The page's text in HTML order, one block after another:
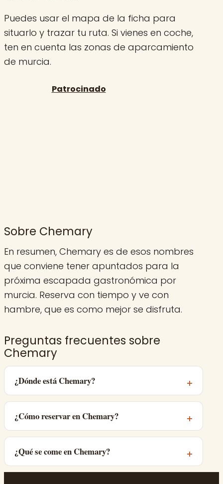
Puedes usar el mapa de la ficha para
situarlo y trazar tu ruta. Si vienes en coche,
ten en cuenta las zonas de aparcamiento
de murcia.
Sobre Chemary
En resumen, Chemary es de esos nombres
que conviene tener apuntados para la
próxima escapada gastronómica por
murcia. Reserva con tiempo y ve con
hambre, que es como mejor se disfruta.
Preguntas frecuentes sobre
Chemary
¿Dónde está Chemary?
¿Cómo reservar en Chemary?
¿Qué se come en Chemary?